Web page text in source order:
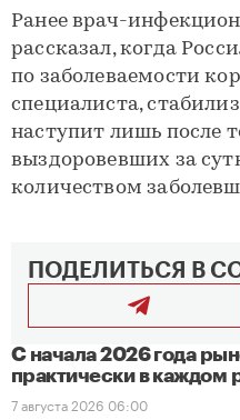
Ранее врач-
рассказал, когда
по заболеваемости
специалиста,
наступит лишь после
выздоровевших за
количеством
ПОДЕЛИТЬСЯ В
С начала 2026 года
практически в каждом
7 августа 2026 06:00